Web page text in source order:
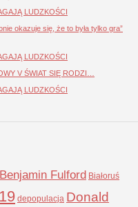
LUDZKOŚCI
okazuje się, że to była tylko gra”
LUDZKOŚCI
V ŚWIAT SIĘ RODZI…
LUDZKOŚCI
Benjamin Fulford Białoruś
depopulacja Donald